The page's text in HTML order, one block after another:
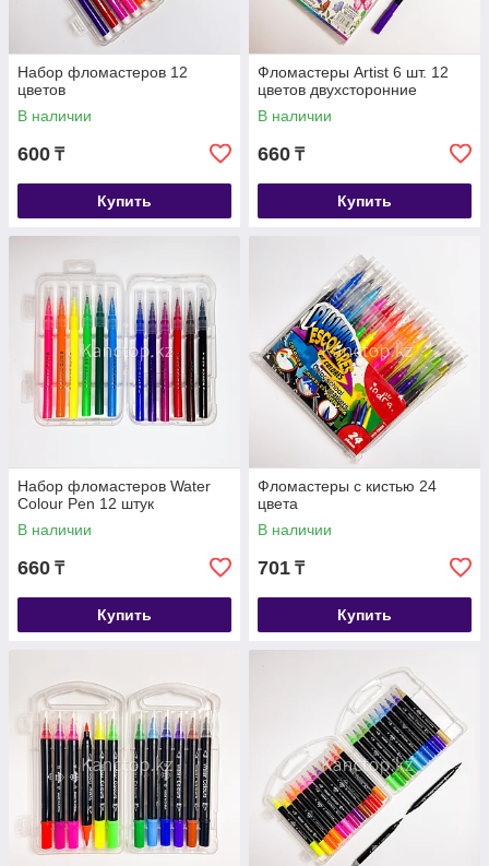
Набор фломастеров 12
цветов
В наличии
600 ₸
Купить
Фломастеры Artist 6 шт. 12
цветов двухсторонние
В наличии
660 ₸
Купить
Набор фломастеров Water
Colour Pen 12 штук
В наличии
660 ₸
Купить
Фломастеры с кистью 24
цвета
В наличии
701 ₸
Купить